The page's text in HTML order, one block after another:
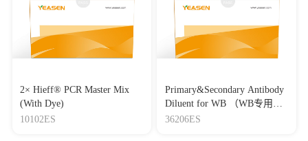
2× Hieff® PCR Master Mix
(With Dye)
10102ES
Primary&Secondary Antibody
Diluent for WB （WB专用一
抗二抗稀释液）
36206ES